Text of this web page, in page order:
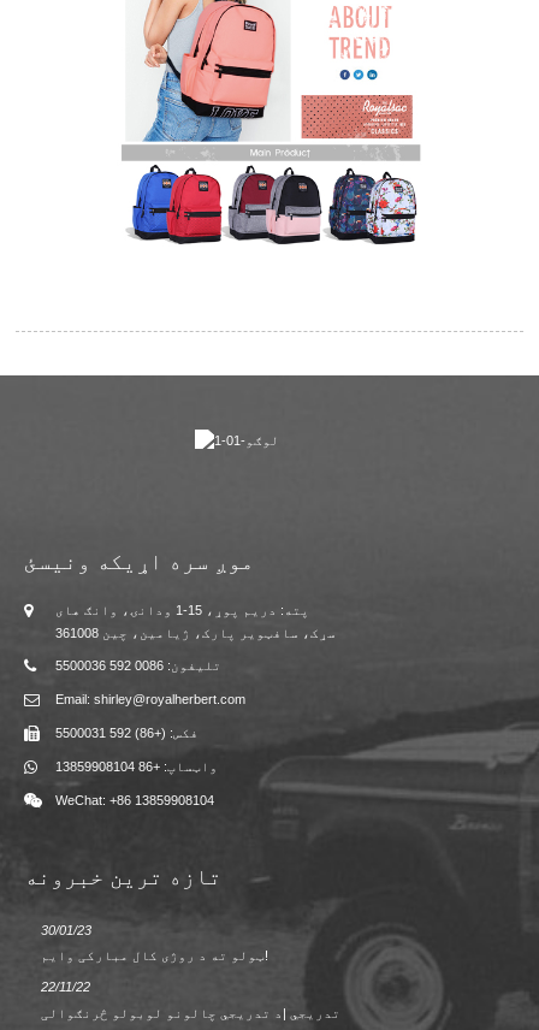
موږ سره اړیکه ونیسئ
پته: دریم پوړ، 15-1 ودانۍ، وانګ های
سړک، سافټویر پارک، ژیامین، چین 361008
تلیفون: 0086 592 5500036
Email: shirley@royalherbert.com
فکس: (+86) 592 5500031
واټساپ: +86 13859908104
WeChat: +86 13859908104
تازه ترین خبرونه
30/01/23
ټولو ته د روژی کال مبارکی وایم!
22/11/22
تدریجي |د تدریجي چالونو لوبولو څرنګوالی